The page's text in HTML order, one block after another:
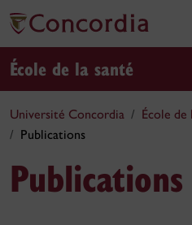
École de la santé
Université Concordia École de
Publications
Publications